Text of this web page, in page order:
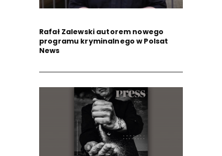
Rafał Zalewski autorem nowego
programu kryminalnego w Polsat
News